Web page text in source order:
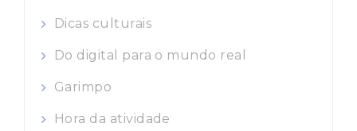
Dicas culturais
Do digital para o mundo real
Garimpo
Hora da atividade